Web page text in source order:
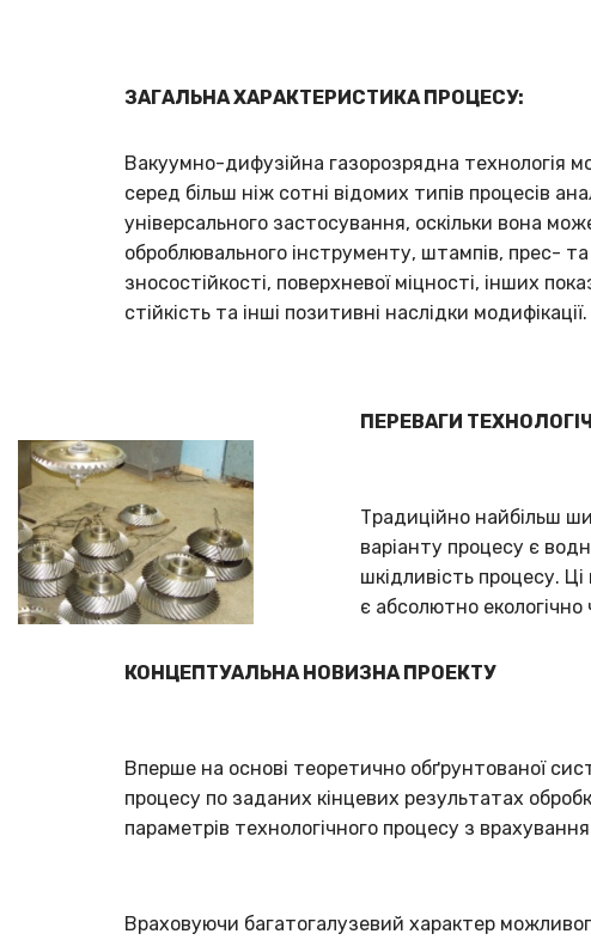
ЗАГАЛЬНА ХАРАКТЕРИСТИКА ПРОЦЕСУ:
Вакуумно-дифузійна газорозрядна технологія
серед більш ніж сотні відомих типів процесів
універсального застосування, оскільки вона
оброблювального інструменту, штампів, прес-
зносостійкості, поверхневої міцності, інших
стійкість та інші позитивні наслідки модифікації.
ПЕРЕВАГИ
Традиційно найбільш
варіанту процесу є
шкідливість процесу.
є абсолютно
КОНЦЕПТУАЛЬНА НОВИЗНА ПРОЕКТУ
Вперше на основі теоретично обґрунтованої
процесу по заданих кінцевих результатах
параметрів технологічного процесу з
Враховуючи багатогалузевий характер